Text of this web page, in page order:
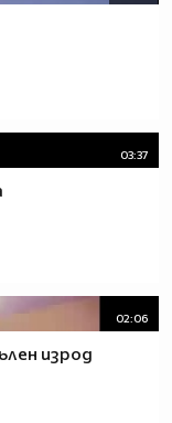
03:37
02:06
изрод